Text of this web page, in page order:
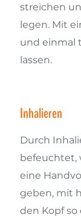
streichen
legen. Mit
und einmal
lassen.
Inhalieren
Durch
befeuchtet,
eine
geben, mit
den Kopf so